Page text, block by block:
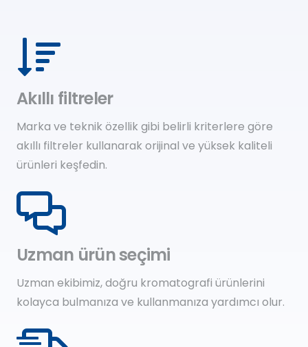
Akıllı filtreler
Marka ve teknik özellik gibi belirli kriterlere göre
akıllı filtreler kullanarak orijinal ve yüksek kaliteli
ürünleri keşfedin.
Uzman ürün seçimi
Uzman ekibimiz, doğru kromatografi ürünlerini
kolayca bulmanıza ve kullanmanıza yardımcı olur.